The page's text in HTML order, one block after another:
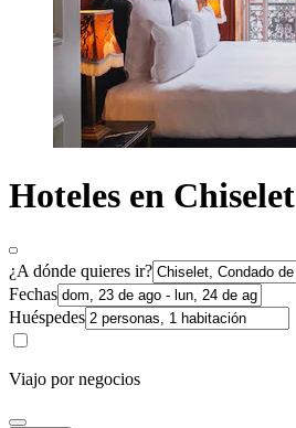
Hoteles en Chiselet
¿A dónde quieres ir?
Fechas
Huéspedes
Viajo por negocios